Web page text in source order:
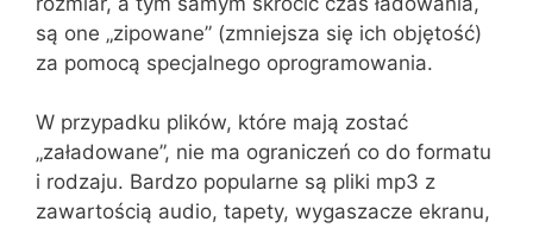
są one „zipowane” (zmniejsza się ich objętość)
za pomocą specjalnego oprogramowania.
W przypadku plików, które mają zostać
„załadowane”, nie ma ograniczeń co do formatu
i rodzaju. Bardzo popularne są pliki mp3 z
zawartością audio, tapety, wygaszacze ekranu,